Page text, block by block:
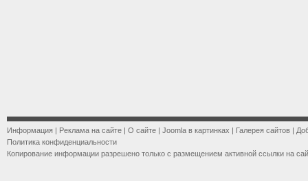
Информация | Реклама на сайте | О сайте | Joomla в картинках | Галерея сайтов |
Политика конфиденциальности
Копирование информации разрешено только с размещением активной ссылки на